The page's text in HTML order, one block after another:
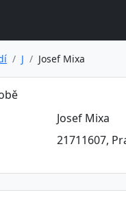
J Josef Mixa
Josef Mixa
21711607,